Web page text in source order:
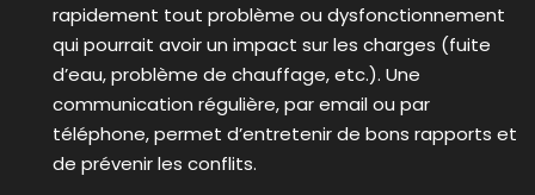
rapidement tout problème ou dysfonctionnement
qui pourrait avoir un impact sur les charges (fuite
d’eau, problème de chauffage, etc.). Une
communication régulière, par email ou par
téléphone, permet d’entretenir de bons rapports et
de prévenir les conflits.